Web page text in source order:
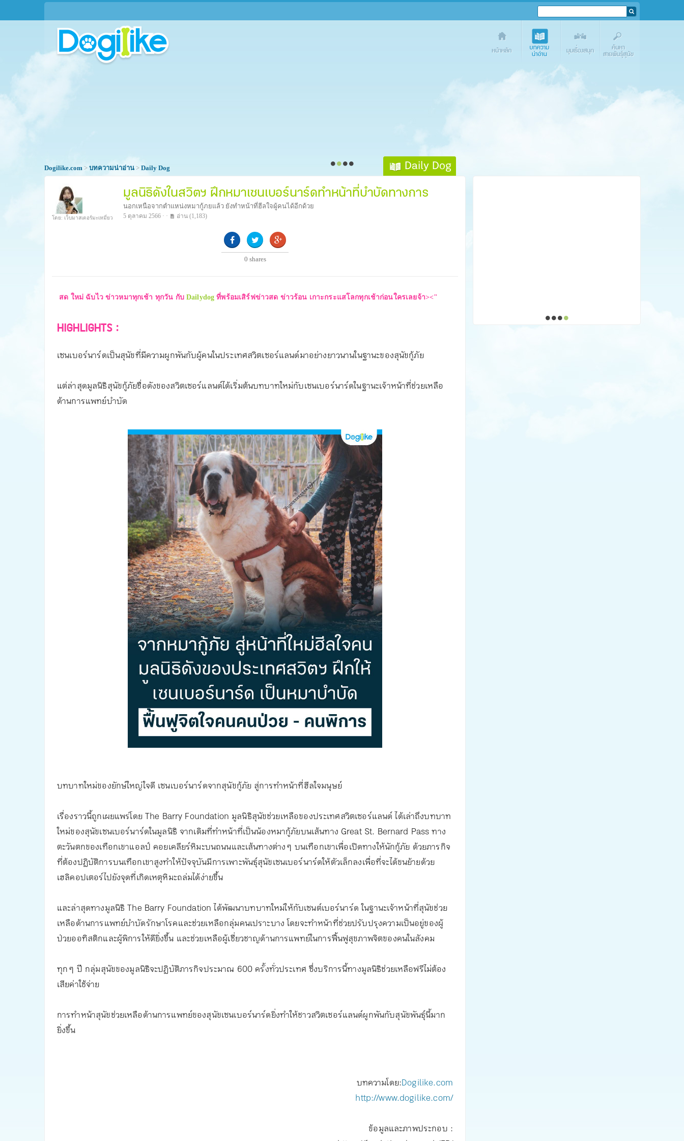
Dogilike.com > บทความน่าอ่าน > Daily Dog Daily Dog
โดย: เว็บมาสเตอร์มะเหมี่ยว
มูลนิธิดังในสวิตฯ ฝึกหมาเซนเบอร์นาร์ดทำหน้าที่บำบัดทางการ
แพทย์
นอกเหนือจากตำแหน่งหมากู้ภยแล้ว ยังทำหน้าที่ฮีลใจผู้คนได้อีกด้วย
5 ตุลาคม 2566 · · อ่าน (1,183)
0 shares
สด ใหม่ ฉับไว ข่าวหมาทุกเช้า ทุกวัน กับ Dailydog ที่พร้อมเสิร์ฟข่าวสด ข่าวร้อน เกาะกระแสโลกทุกเช้าก่อนใครเลยจ้า><"
HIGHLIGHTS :
เซนเบอร์นาร์ดเป็นสุนัขที่มีความผูกพันกับผู้คนในประเทศสวิตเซอร์แลนด์มาอย่างยาวนานในฐานะของสุนัขกู้ภัย
แต่ล่าสุดมูลนิธิสุนัขกู้ภัยชื่อดังของสวิตเซอร์แลนด์ได้เริ่มต้นบทบาทใหม่กับเซนเบอร์นาร์ดในฐานะเจ้าหน้าที่ช่วยเหลือ
ด้านการแพทย์บำบัด
บทบาทใหม่ของยักษ์ใหญ่ใจดี เซนเบอร์นาร์ดจากสุนัขกู้ภัย สู่การทำหน้าที่ฮีลใจมนุษย์
เรื่องราวนี้ถูกเผยแพร่โดย The Barry Foundation มูลนิธิสุนัขช่วยเหลือของประเทศสวิตเซอร์แลนด์ ได้เล่าถึงบทบาท
ใหม่ของสุนัขเซนเบอร์นาร์ดในมูลนิธิ จากเดิมที่ทำหน้าที่เป็นน้องหมากู้ภัยบนเส้นทาง Great St. Bernard Pass ทาง
ตะวันตกของเทือกเขาแอลป์ คอยเคลียร์หิมะบนถนนและเส้นทางต่าง ๆ บนเทือกเขาเพื่อเปิดทางให้นักกู้ภัย ด้วยภารกิจ
ที่ต้องปฏิบัติการบนเทือกเขาสูงทำให้ปัจจุบันมีการเพาะพันธุ์สุนัขเซนเบอร์นาร์ดให้ตัวเล็กลงเพื่อที่จะได้ขนย้ายด้วย
เฮลิคอปเตอร์ไปยังจุดที่เกิดเหตุหิมะถล่มได้ง่ายขึ้น
และล่าสุดทางมูลนิธิ The Barry Foundation ได้พัฒนาบทบาทใหม่ให้กับเซนต์เบอร์นาร์ด ในฐานะเจ้าหน้าที่สุนัขช่วย
เหลือด้านการแพทย์บำบัดรักษาโรคและช่วยเหลือกลุ่มคนเปราะบาง โดยจะทำหน้าที่ช่วยปรับปรุงความเป็นอยู่ของผู้
ป่วยออทิสติกและผู้พิการให้ดียิ่งขึ้น และช่วยเหลือผู้เชี่ยวชาญด้านการแพทย์ในการฟื้นฟูสุขภาพจิตของคนในสังคม
ทุก ๆ ปี กลุ่มสุนัขของมูลนิธิจะปฏิบัติภารกิจประมาณ 600 ครั้งทั่วประเทศ ซึ่งบริการนี้ทางมูลนิธิช่วยเหลือฟรีไม่ต้อง
เสียค่าใช้จ่าย
การทำหน้าสุนัขช่วยเหลือด้านการแพทย์ของสุนัขเซนเบอร์นาร์ดยิ่งทำให้ชาวสวิตเซอร์แลนด์ผูกพันกับสุนัขพันธุ์นี้มาก
ยิ่งขึ้น
บทความโดย:Dogilike.com
http://www.dogilike.com/
ข้อมูลและภาพประกอบ :